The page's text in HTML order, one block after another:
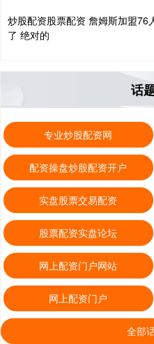
炒股配资股票配资 詹姆斯加盟76
了 绝对的
话
专业炒股配资网
配资操盘炒股配资开户
实盘股票交易配资
股票配资实盘论坛
网上配资门户网站
网上配资门户
全部